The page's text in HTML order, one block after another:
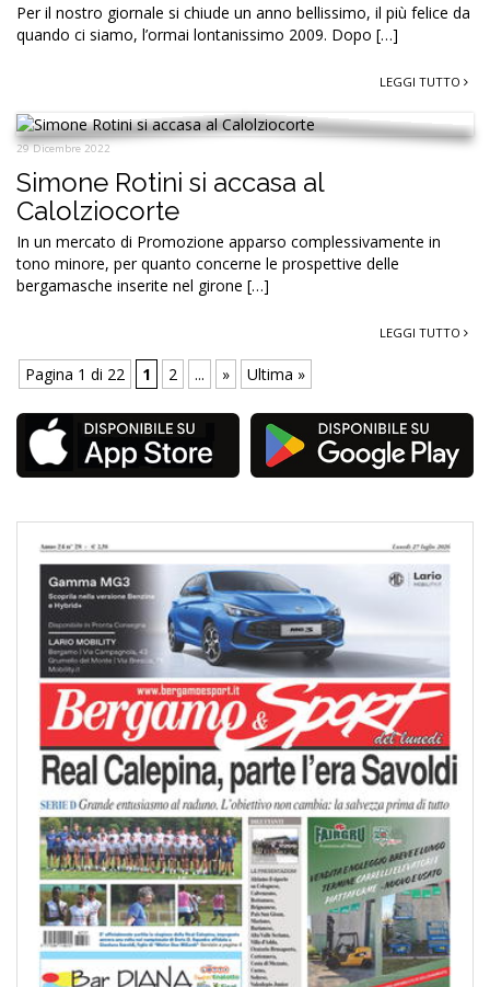
Per il nostro giornale si chiude un anno bellissimo, il più felice da
quando ci siamo, l’ormai lontanissimo 2009. Dopo […]
LEGGI TUTTO
29 Dicembre 2022
Simone Rotini si accasa al
Calolziocorte
In un mercato di Promozione apparso complessivamente in
tono minore, per quanto concerne le prospettive delle
bergamasche inserite nel girone […]
LEGGI TUTTO
Pagina 1 di 22 1 2 ... » Ultima »